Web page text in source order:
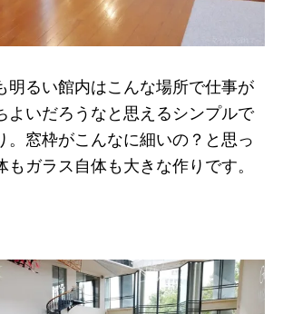
明るい館内はこんな場所で仕事が
よいだろうなと思えるシンプルで
。窓枠がこんなに細いの？と思っ
ガラス自体も大きな作りです。